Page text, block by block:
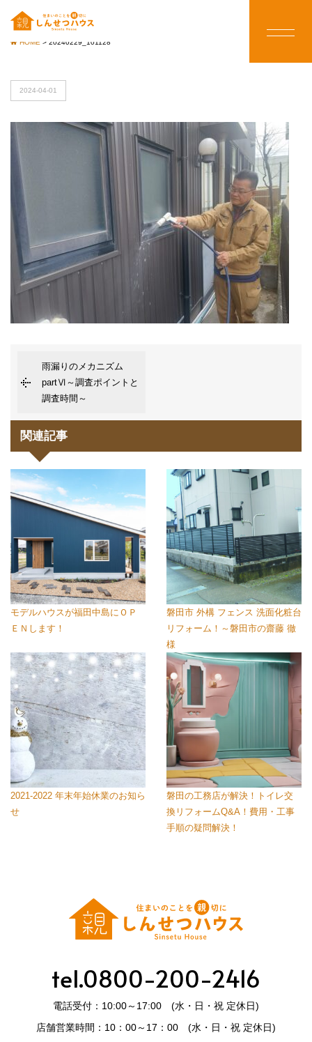
HOME > 20240229_101128
2024-04-01
雨漏りのメカニズム
partⅥ～調査ポイントと
調査時間～
関連記事
モデルハウスが福田中島にＯＰ
ＥＮします！
磐田市 外構 フェンス 洗面化粧台
リフォーム！～磐田市の齋藤 徹
様
2021-2022 年末年始休業のお知ら
せ
磐田の工務店が解決！トイレ交
換リフォームQ&A！費用・工事
手順の疑問解決！
tel.0800-200-2416
電話受付：10:00～17:00 (水・日・祝 定休日)
店舗営業時間：10：00～17：00 (水・日・祝 定休日)